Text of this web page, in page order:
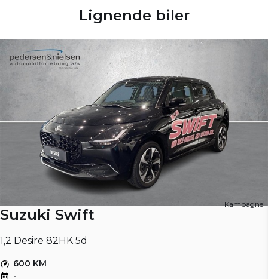
Lignende biler
Kampagne
Suzuki Swift
1,2 Desire 82HK 5d
600 KM
-